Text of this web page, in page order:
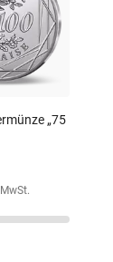
„75